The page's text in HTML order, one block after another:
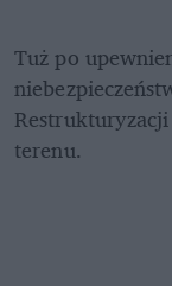
Tuż po
terenu.